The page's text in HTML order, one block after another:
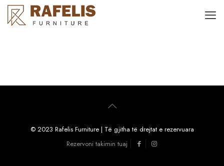
© 2023 Rafelis Furniture | Të gjitha të drejtat e rezervuara
Rezervoni takimin tuaj